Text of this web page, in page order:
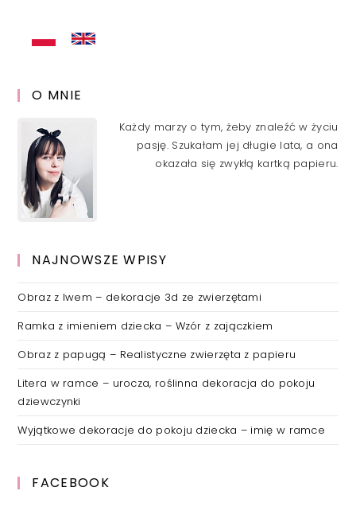
O MNIE
Każdy marzy o tym, żeby znaleźć w życiu
pasję. Szukałam jej długie lata, a ona
okazała się zwykłą kartką papieru.
NAJNOWSZE WPISY
Obraz z lwem – dekoracje 3d ze zwierzętami
Ramka z imieniem dziecka – Wzór z zajączkiem
Obraz z papugą – Realistyczne zwierzęta z papieru
Litera w ramce – urocza, roślinna dekoracja do pokoju
dziewczynki
Wyjątkowe dekoracje do pokoju dziecka – imię w ramce
FACEBOOK